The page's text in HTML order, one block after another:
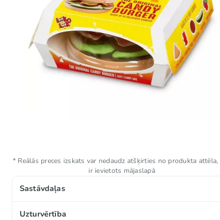
Sastāvdaļas
Glikozes sīrups, cukurs, želatīns, ūdens, modificēta
Uzturvērtība
* Reālās preces izskats var nedaudz atšķirties no produkta attēla,
ir ievietots mājaslapā